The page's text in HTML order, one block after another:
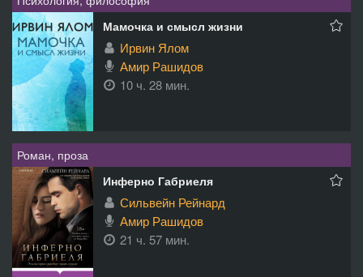
Мамочка и смысл жизни
Ирвин Ялом
Амир Рашидов
10 ч. 28 мин.
Роман, проза
Инферно Габриеля
Сильвейн Рейнард
Амир Рашидов
21 ч. 57 мин.